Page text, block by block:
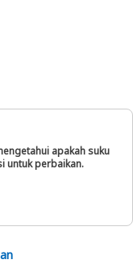
apakah suku
untuk perbaikan.